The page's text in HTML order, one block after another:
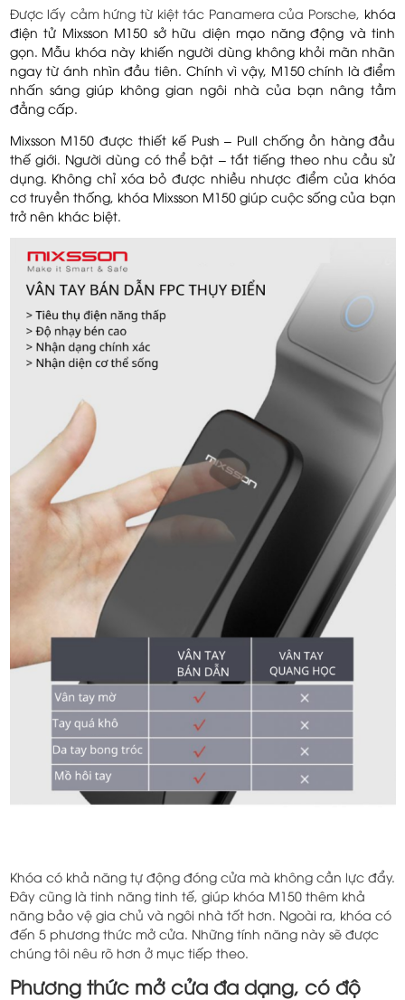
Được lấy cảm hứng từ kiệt tác Panamera của Porsche, khóa
điện tử Mixsson M150 sở hữu diện mạo năng động và tinh
gọn. Mẫu khóa này khiến người dùng không khỏi mãn nhãn
ngay từ ánh nhìn đầu tiên. Chính vì vậy, M150 chính là điểm
nhấn sáng giúp không gian ngôi nhà của bạn nâng tầm
đẳng cấp.
Mixsson M150 được thiết kế Push – Pull chống ồn hàng đầu
thế giới. Người dùng có thể bật – tắt tiếng theo nhu cầu sử
dụng. Không chỉ xóa bỏ được nhiều nhược điểm của khóa
cơ truyền thống, khóa Mixsson M150 giúp cuộc sống của bạn
trở nên khác biệt.
Khóa có khả năng tự động đóng cửa mà không cần lực đẩy.
Đây cũng là tinh năng tinh tế, giúp khóa M150 thêm khả
năng bảo vệ gia chủ và ngôi nhà tốt hơn. Ngoài ra, khóa có
đến 5 phương thức mở cửa. Những tính năng này sẽ được
chúng tôi nêu rõ hơn ở mục tiếp theo.
Phương thức mở cửa đa dạng, có độ